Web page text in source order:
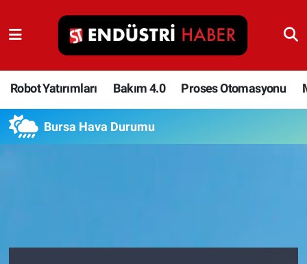
Robot Yatırımları Bakım 4.0 Proses Otomasyonu
Bursa Hava Durumu
Robot Yatırımları
Bakım 4.0
Proses Otomasyonu